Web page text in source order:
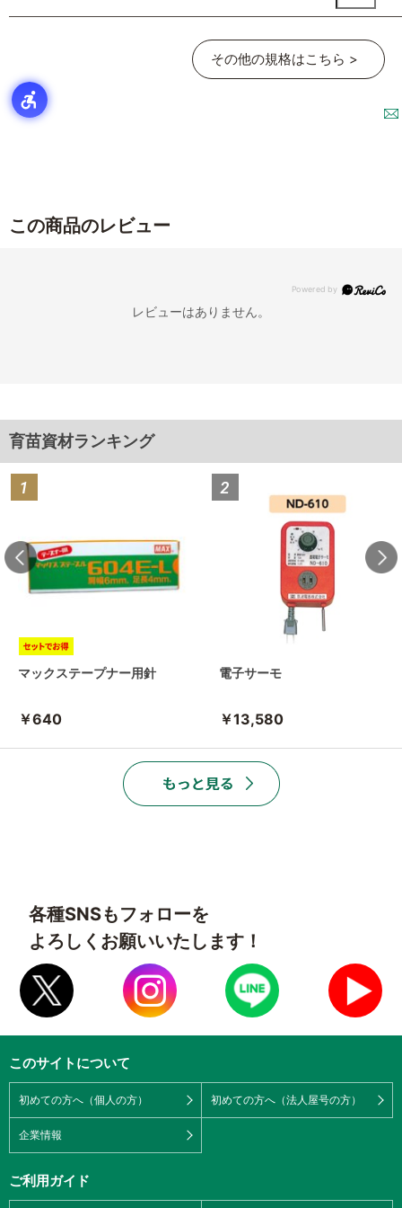
その他の規格はこちら >
この商品のレビュー
レビューはありません。
育苗資材ランキング
マックステープナー用針
￥640
電子サーモ
￥13,580
各種SNSもフォローを
よろしくお願いいたします！
このサイトについて
初めての方へ（個人の方） 初めての方へ（法人屋号の方）
企業情報
ご利用ガイド